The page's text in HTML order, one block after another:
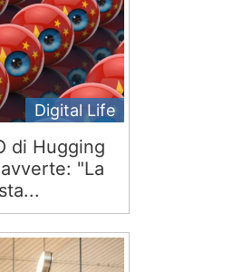
Digital Life
di Hugging
"La